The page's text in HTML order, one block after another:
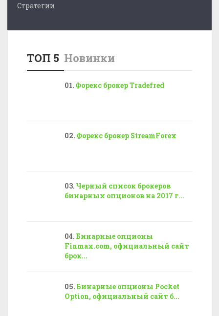
Стратегии
ТОП 5 Новинки
Форекс брокер Tradefred
Форекс брокер StreamForex
Черный список брокеров
бинарных опционов на 2017 г...
Бинарные опционы
Finmax.com, официальный сайт
брок...
Бинарные опционы Pocket
Option, официальный сайт б...